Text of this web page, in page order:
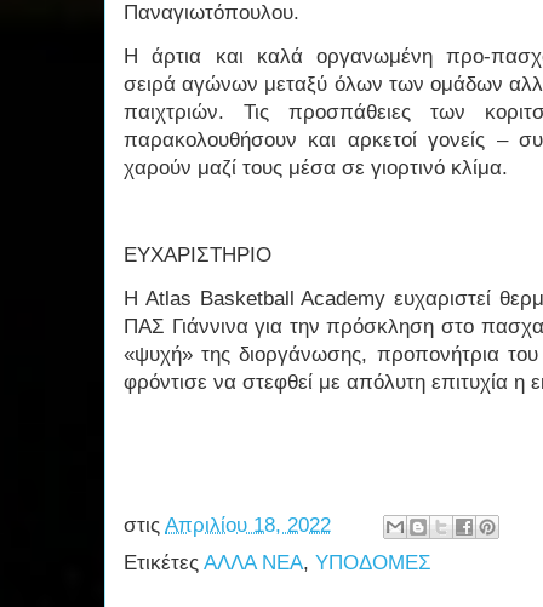
Παναγιωτόπουλου.
Η άρτια και καλά οργανωμένη προ-
σειρά αγώνων μεταξύ όλων των ομάδων
παιχτριών. Τις προσπάθειες των
παρακολουθήσουν και αρκετοί γονείς –
χαρούν μαζί τους μέσα σε γιορτινό κλίμα.
ΕΥΧΑΡΙΣΤΗΡΙΟ
H Atlas Basketball Academy ευχαριστεί
ΠΑΣ Γιάννινα για την πρόσκληση στο
«ψυχή» της διοργάνωσης, προπονήτρια
φρόντισε να στεφθεί με απόλυτη επιτυχία η
στις Απριλίου 18, 2022
Ετικέτες ΑΛΛΑ ΝΕΑ, ΥΠΟΔΟΜΕΣ